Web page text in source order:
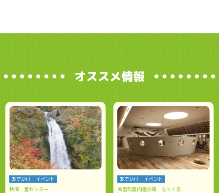
オススメ情報
おでかけ・イベント
秋保・里センター
おでかけ・イベント
高畠町屋内遊技場 もっくる